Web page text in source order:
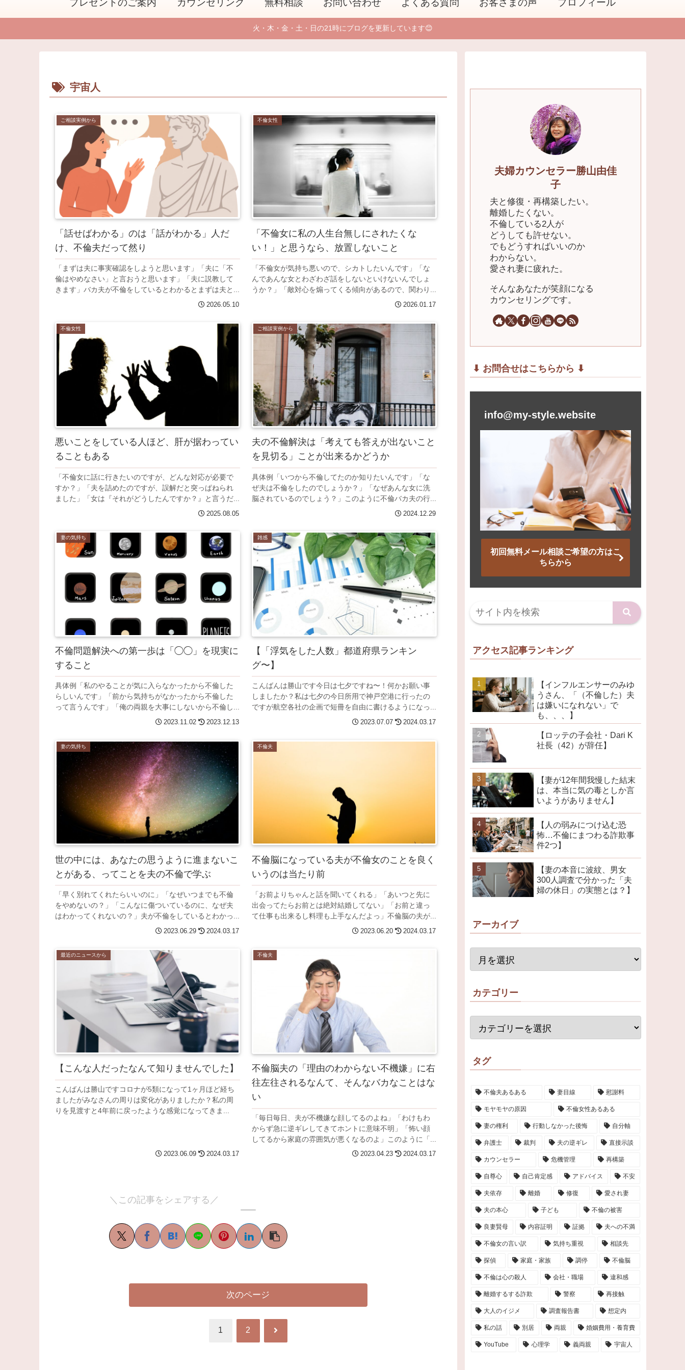
プレゼントのご案内 カウンセリング 無料相談 お問い合わせ よくある質問 お客さまの声 プロフィール
火・木・金・土・日の21時にブログを更新しています😊
宇宙人
ご相談実例から
「話せばわかる」のは「話がわかる」人だ
け、不倫夫だって然り
「まずは夫に事実確認をしようと思います」「夫に「不
倫はやめなさい」と言おうと思います」「夫に説教して
きます」バカ夫が不倫をしているとわかるとまずは夫と...
2026.05.10
不倫女性
「不倫女に私の人生台無しにされたくな
い！」と思うなら、放置しないこと
「不倫女が気持ち悪いので、シカトしたいんです」「な
んであんな女とわざわざ話をしないといけないんでしょ
うか？」「敵対心を煽ってくる傾向があるので、関わり...
2026.01.17
不倫女性
悪いことをしている人ほど、肝が据わってい
ることもある
「不倫女に話に行きたいのですが、どんな対応が必要で
すか？」「夫を詰めたのですが、誤解だと突っぱねられ
ました」「女は『それがどうしたんですか？』と言うだ...
2025.08.05
ご相談実例から
夫の不倫解決は「考えても答えが出ないこと
を見切る」ことが出来るかどうか
具体例「いつから不倫してたのか知りたいんです」「な
ぜ夫は不倫をしたのでしょうか？」「なぜあんな女に洗
脳されているのでしょう？」このように不倫バカ夫の行...
2024.12.29
妻の気持ち
不倫問題解決への第一歩は「◯◯」を現実に
すること
具体例「私のやることが気に入らなかったから不倫した
らしいんです」「前から気持ちがなかったから不倫した
って言うんです」「俺の両親を大事にしないから不倫し...
2023.11.02 2023.12.13
雑感
【「浮気をした人数」都道府県ランキン
グ〜】
こんばんは勝山です今日は七夕ですね〜！何かお願い事
しましたか？私は七夕の今日所用で神戸空港に行ったの
ですが航空各社の企画で短冊を自由に書けるようになっ...
2023.07.07 2024.03.17
妻の気持ち
世の中には、あなたの思うように進まないこ
とがある、ってことを夫の不倫で学ぶ
「早く別れてくれたらいいのに」「なぜいつまでも不倫
をやめないの？」「こんなに傷ついているのに、なぜ夫
はわかってくれないの？」夫が不倫をしているとわかっ...
2023.06.29 2024.03.17
不倫夫
不倫脳になっている夫が不倫女のことを良く
いうのは当たり前
「お前よりちゃんと話を聞いてくれる」「あいつと先に
出会ってたらお前とは絶対結婚してない」「お前と違っ
て仕事も出来るし料理も上手なんだよっ」不倫脳の夫が...
2023.06.20 2024.03.17
最近のニュースから
【こんな人だったなんて知りませんでした】
こんばんは勝山ですコロナが5類になって1ヶ月ほど経ち
ましたがみなさんの周りは変化がありましたか？私の周
りを見渡すと4年前に戻ったような感覚になってきま...
2023.06.09 2024.03.17
不倫夫
不倫脳夫の「理由のわからない不機嫌」に右
往左往されるなんて、そんなバカなことはな
い
「毎日毎日、夫が不機嫌な顔してるのよね」「わけもわ
からず急に逆ギレしてきてホントに意味不明」「怖い顔
してるから家庭の雰囲気が悪くなるのよ」このように「...
2023.04.23 2024.03.17
＼この記事をシェアする／
次のページ
1 2 次
夫婦カウンセラー勝山由佳
子
夫と修復・再構築したい。
離婚したくない。
不倫している2人が
どうしても許せない。
でもどうすればいいのか
わからない。
愛され妻に疲れた。
そんなあなたが笑顔になる
カウンセリングです。
⬇︎ お問合せはこちらから ⬇︎
info@my-style.website
初回無料メール相談ご希望の方はこ
ちらから
アクセス記事ランキング
【インフルエンサーのみゆ
うさん、「（不倫した）夫
は嫌いになれない」で
も、、、】
【ロッテの子会社・Dari K
社長（42）が辞任】
【妻が12年間我慢した結末
は、本当に気の毒としか言
いようがありません】
【人の弱みにつけ込む恐
怖…不倫にまつわる詐欺事
件2つ】
【妻の本音に波紋、男女
300人調査で分かった「夫
婦の休日」の実態とは？】
アーカイブ
カテゴリー
タグ
不倫夫あるある 妻目線 慰謝料
モヤモヤの原因 不倫女性あるある
妻の権利 行動しなかった後悔 自分軸
弁護士 裁判 夫の逆ギレ 直接示談
カウンセラー 危機管理 再構築
自尊心 自己肯定感 アドバイス 不安
夫依存 離婚 修復 愛され妻
夫の本心 子ども 不倫の被害
良妻賢母 内容証明 証拠 夫への不満
不倫女の言い訳 気持ち重視 相談先
探偵 家庭・家族 調停 不倫脳
不倫は心の殺人 会社・職場 違和感
離婚するする詐欺 警察 再接触
大人のイジメ 調査報告書 想定内
私の話 別居 両親 婚姻費用・養育費
YouTube 心理学 義両親 宇宙人